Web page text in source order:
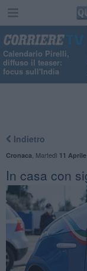
Calendario Pirelli,
diffuso il teaser:
focus sull'India
Indietro
Cronaca Martedì 11
In casa con